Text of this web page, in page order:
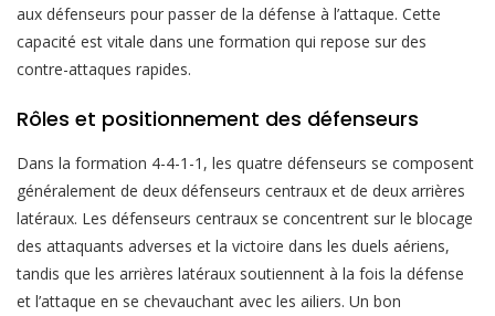
aux défenseurs pour passer de la défense à l’attaque. Cette
capacité est vitale dans une formation qui repose sur des
contre-attaques rapides.
Rôles et positionnement des défenseurs
Dans la formation 4-4-1-1, les quatre défenseurs se composent
généralement de deux défenseurs centraux et de deux arrières
latéraux. Les défenseurs centraux se concentrent sur le blocage
des attaquants adverses et la victoire dans les duels aériens,
tandis que les arrières latéraux soutiennent à la fois la défense
et l’attaque en se chevauchant avec les ailiers. Un bon